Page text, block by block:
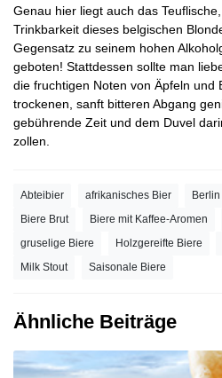
Genau hier liegt auch das
Trinkbarkeit dieses belgischen
Gegensatz zu seinem hohen
geboten! Stattdessen sollte man
die fruchtigen Noten von Äpfeln und
trockenen, sanft bitteren Abgang
gebührende Zeit und dem Duvel
zollen.
Abteibier afrikanisches Bier Berlin
Biere Brut
Biere mit Kaffee-Aromen
gruselige Biere
Holzgereifte Biere
Milk Stout
Saisonale Biere
Ähnliche Beiträge